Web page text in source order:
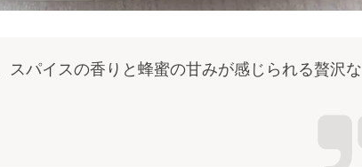
パイスの香りと蜂蜜の甘みが感じられる贅沢な